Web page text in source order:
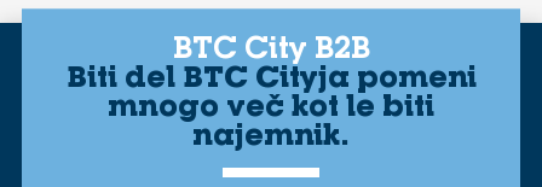
BTC City B2B
Biti del BTC Cityja pomeni
mnogo več kot le biti
najemnik.